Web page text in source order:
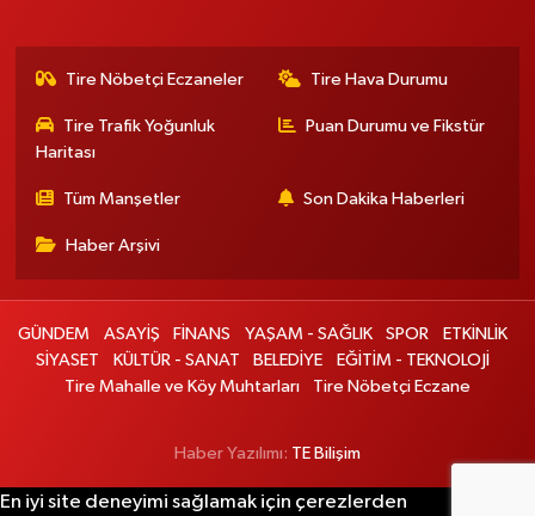
Tire Nöbetçi Eczaneler Tire Hava Durumu
Tire Trafik Yoğunluk
Haritası
Puan Durumu ve Fikstür
Tüm Manşetler Son Dakika Haberleri
Haber Arşivi
GÜNDEM ASAYİŞ FİNANS YAŞAM - SAĞLIK SPOR
ETKİNLİK
SİYASET
KÜLTÜR - SANAT BELEDİYE
EĞİTİM - TEKNOLOJİ
Tire Mahalle ve Köy Muhtarları
Tire Nöbetçi Eczane
Haber Yazılımı: TE Bilişim
En iyi site deneyimi sağlamak için çerezlerden